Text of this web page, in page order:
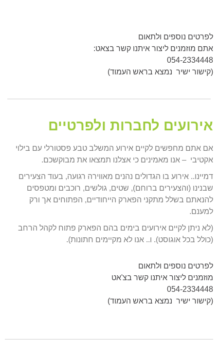
לפרטים נוספים ולתאום
אתם מוזמנים ליצור איתנו קשר בצאט:
054-2334448
(קישור ישיר נמצא בראש העמוד)
אירועים לחברות ולפרטיים
אם אתם מחפשים לקיים אירוע המשלב טבע פסטורלי עם בילוי
אקטיבי – אנו מאמינים כי אצלנו תמצאו את מבוקשכם.
דמיינו.. אירוע בו הגדולים נהנים מאווירה רגועה, בעוד הצעירים
שבנינו (והצעירים ברוחם), שטים, גולשים, רוכבים ומטפסים
להנאתם בשלל מתקני הפארק הייחודיים, הפתוחים אך ורק
למענם.
(לא ניתן לקיים אירועים בימים בהם הפארק פתוח לקהל הרחב
(כולל בכל אוגוסט). ו.. אנו לא מקיימים חתונות).
לפרטים נוספים ולתאום
מוזמנים ליצור איתנו קשר בצ'אט
054-2334448
(קישור ישיר נמצא בראש העמוד)